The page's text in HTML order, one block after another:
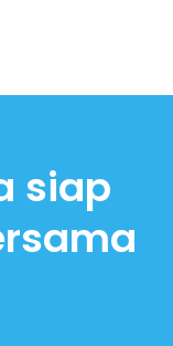
siap